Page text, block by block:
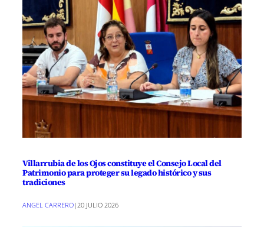
Villarrubia de los Ojos constituye el Consejo Local del
Patrimonio para proteger su legado histórico y sus
tradiciones
ANGEL CARRERO| 20 JULIO 2026